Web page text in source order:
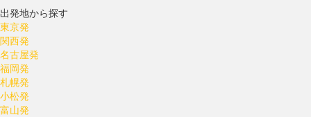
出発地から探す
東京発
関西発
名古屋発
福岡発
札幌発
小松発
富山発